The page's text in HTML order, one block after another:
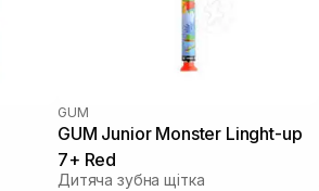
GUM
GUM Junior Monster Linght-up
7+ Red
Дитяча зубна щітка